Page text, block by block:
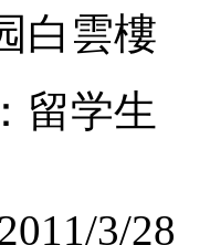
白雲樓
留学生
3/28